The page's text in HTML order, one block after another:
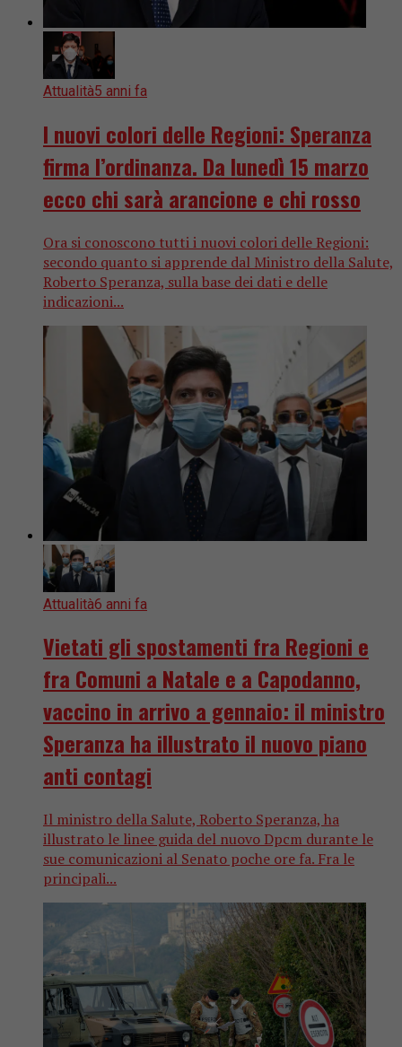
Attualità5 anni fa
I nuovi colori delle Regioni: Speranza
firma l’ordinanza. Da lunedì 15 marzo
ecco chi sarà arancione e chi rosso
Ora si conoscono tutti i nuovi colori delle Regioni:
secondo quanto si apprende dal Ministro della Salute,
Roberto Speranza, sulla base dei dati e delle
indicazioni...
Attualità6 anni fa
Vietati gli spostamenti fra Regioni e
fra Comuni a Natale e a Capodanno,
vaccino in arrivo a gennaio: il ministro
Speranza ha illustrato il nuovo piano
anti contagi
Il ministro della Salute, Roberto Speranza, ha
illustrato le linee guida del nuovo Dpcm durante le
sue comunicazioni al Senato poche ore fa. Fra le
principali...